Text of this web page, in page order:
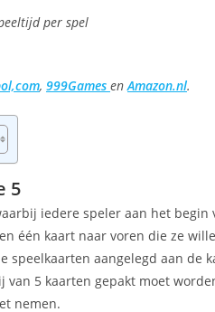
per spel
, 999Games enAmazon.nl.
5
iedere speler aan het
één kaart naar voren die ze
speelkaarten aangelegd aan
van 5 kaarten gepakt moet
nemen.